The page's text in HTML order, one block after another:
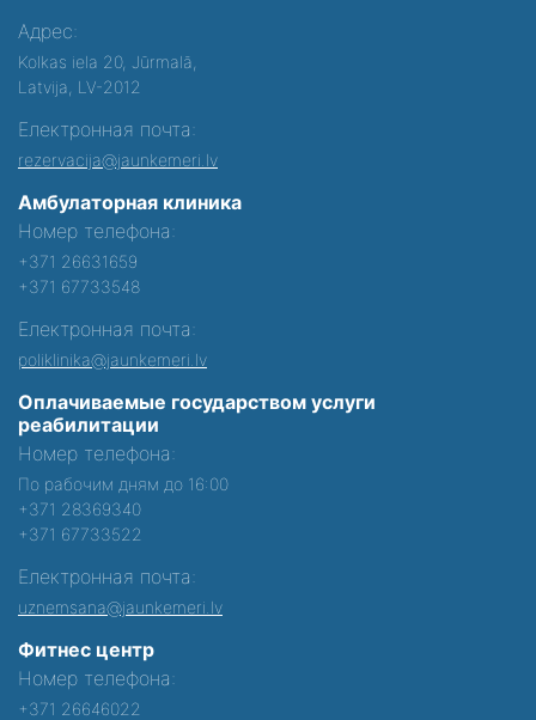
Адрес:
Kolkas iela 20, Jūrmalā,
Latvija, LV-2012
Електронная почта:
rezervacija@jaunkemeri.lv
Амбулаторная клиника
Номер телефона:
+371 26631659
+371 67733548
Електронная почта:
poliklinika@jaunkemeri.lv
Оплачиваемые государством услуги
реабилитации
Номер телефона:
По рабочим дням до 16:00
+371 28369340
+371 67733522
Електронная почта:
uznemsana@jaunkemeri.lv
Фитнес центр
Номер телефона:
+371 26646022